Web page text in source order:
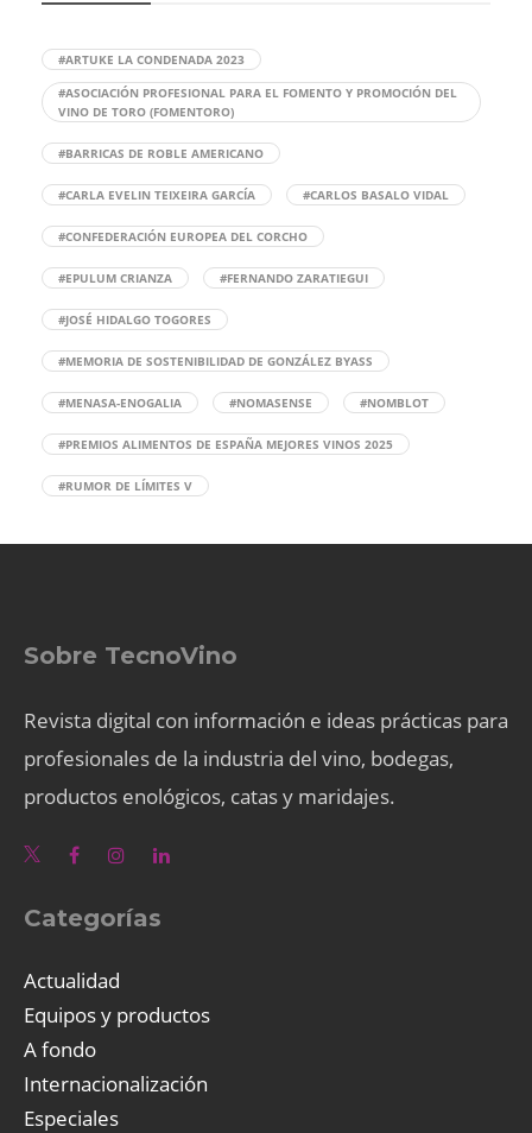
#ARTUKE LA CONDENADA 2023
#ASOCIACIÓN PROFESIONAL PARA EL FOMENTO Y PROMOCIÓN DEL
VINO DE TORO (FOMENTORO)
#BARRICAS DE ROBLE AMERICANO
#CARLA EVELIN TEIXEIRA GARCÍA #CARLOS BASALO VIDAL
#CONFEDERACIÓN EUROPEA DEL CORCHO
#EPULUM CRIANZA #FERNANDO ZARATIEGUI
#JOSÉ HIDALGO TOGORES
#MEMORIA DE SOSTENIBILIDAD DE GONZÁLEZ BYASS
#MENASA-ENOGALIA #NOMASENSE #NOMBLOT
#PREMIOS ALIMENTOS DE ESPAÑA MEJORES VINOS 2025
#RUMOR DE LÍMITES V
Sobre TecnoVino
Revista digital con información e ideas prácticas para
profesionales de la industria del vino, bodegas,
productos enológicos, catas y maridajes.
Categorías
Actualidad
Equipos y productos
A fondo
Internacionalización
Especiales